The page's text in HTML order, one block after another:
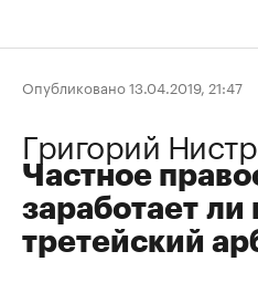
Опубликовано 13.04.2019, 21:47
Григорий
Частное
заработает ли
третейский